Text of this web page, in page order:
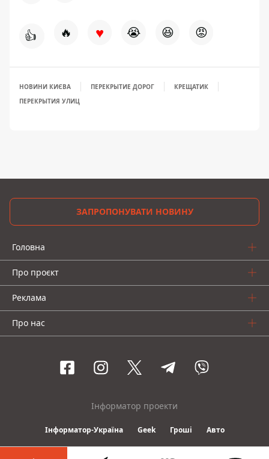
👍 🔥 ♥ 😭 😆 😡
НОВИНИ КИЄВА ПЕРЕКРЫТИЕ ДОРОГ
КРЕЩАТИК
ПЕРЕКРЫТИЯ УЛИЦ
ЗАПРОПОНУВАТИ НОВИНУ
Головна
Про проєкт
Реклама
Про нас
Інформатор проекти
Інформатор-Україна Geek Гроші Авто